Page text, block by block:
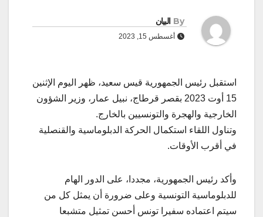
By البيان
أغسطس 15, 2023
استقبل رئيس الجمهورية قيس سعيد، ظهر اليوم الإثنين
15 أوت 2023 بقصر قرطاج، نبيل عمار، وزير الشؤون
الخارجية والهجرة والتونسيين بالخارج.
وتناول اللقاء استكمال الحركة الدبلوماسية والقنصلية
في أقرب الأوقات.
وأكد رئيس الجمهورية، مجددا، على الدور الهام
للدبلوماسية التونسية وعلى ضرورة أن يمثل كل من
سيتم اعتماده سفيرا تونس أحسن تمثيل متشبعا